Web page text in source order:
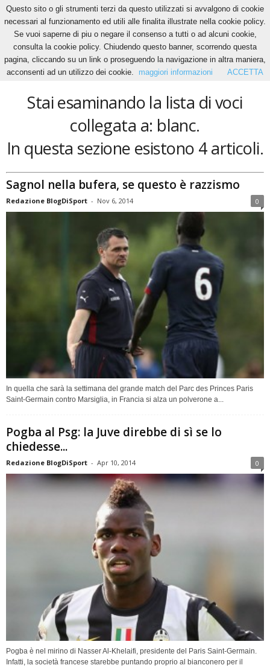
Home Tags Blanc
blanc
Stai esaminando la lista di voci
collegata a: blanc.
In questa sezione esistono 4 articoli.
Sagnol nella bufera, se questo è razzismo
Redazione BlogDiSport - Nov 6, 2014 0
In quella che sarà la settimana del grande match del Parc des Princes Paris
Saint-Germain contro Marsiglia, in Francia si alza un polverone a...
Pogba al Psg: la Juve direbbe di sì se lo
chiedesse...
Redazione BlogDiSport - Apr 10, 2014 0
Pogba è nel mirino di Nasser Al-Khelaifi, presidente del Paris Saint-Germain.
Infatti, la società francese starebbe puntando proprio al bianconero per il
Questo sito o gli strumenti terzi da questo utilizzati si avvalgono di cookie
necessari al funzionamento ed utili alle finalita illustrate nella cookie policy.
Se vuoi saperne di piu o negare il consenso a tutti o ad alcuni cookie,
consulta la cookie policy. Chiudendo questo banner, scorrendo questa
pagina, cliccando su un link o proseguendo la navigazione in altra maniera,
acconsenti ad un utilizzo dei cookie.
maggiori informazioni ACCETTA